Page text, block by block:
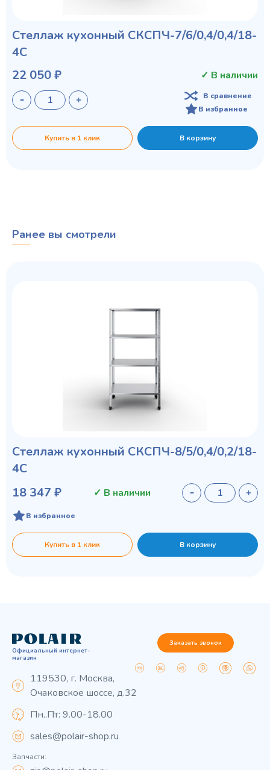
Стеллаж кухонный СКСПЧ-7/6/0,4/0,4/18-
4С
22 050 ₽
✓ В наличии
В сравнение
В избранное
Купить в 1 клик В корзину
Ранее вы смотрели
Стеллаж кухонный СКСПЧ-8/5/0,4/0,2/18-
4С
18 347 ₽
✓ В наличии
В избранное
Купить в 1 клик В корзину
Официальный интернет-
магазин
119530, г. Москва,
Очаковское шоссе, д.32
Пн..Пт: 9.00-18.00
sales@polair-shop.ru
Запчасти:
Заказать звонок